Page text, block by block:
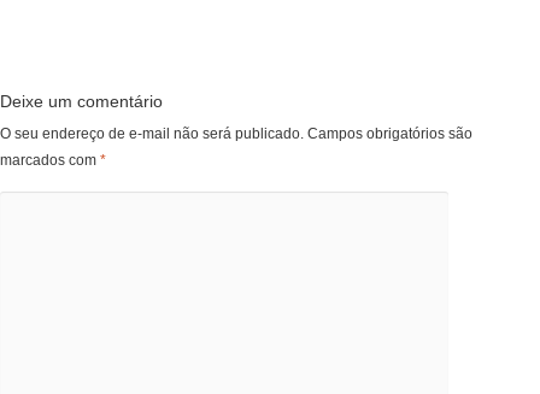
Deixe um comentário
O seu endereço de e-mail não será publicado. Campos obrigatórios são
marcados com *